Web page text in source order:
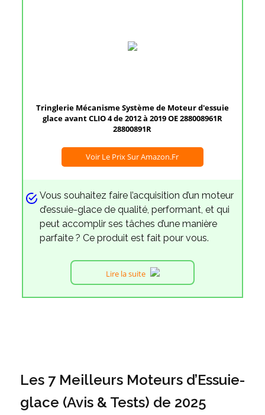
Tringlerie Mécanisme Système de Moteur d'essuie
glace avant CLIO 4 de 2012 à 2019 OE 288008961R
28800891R
Voir Le Prix Sur Amazon.fr
Vous souhaitez faire l’acquisition d’un moteur
d’essuie-glace de qualité, performant, et qui
peut accomplir ses tâches d’une manière
parfaite ? Ce produit est fait pour vous.
Lire la suite
Les 7 Meilleurs Moteurs d’Essuie-
glace (Avis & Tests) de 2025